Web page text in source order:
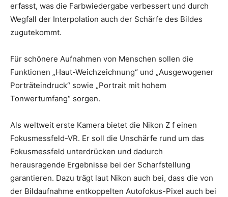
erfasst, was die Farbwiedergabe verbessert und durch
Wegfall der Interpolation auch der Schärfe des Bildes
zugutekommt.
Für schönere Aufnahmen von Menschen sollen die
Funktionen „Haut-Weichzeichnung“ und „Ausgewogener
Porträteindruck“ sowie „Portrait mit hohem
Tonwertumfang“ sorgen.
Als weltweit erste Kamera bietet die Nikon Z f einen
Fokusmessfeld-VR. Er soll die Unschärfe rund um das
Fokusmessfeld unterdrücken und dadurch
herausragende Ergebnisse bei der Scharfstellung
garantieren. Dazu trägt laut Nikon auch bei, dass die von
der Bildaufnahme entkoppelten Autofokus-Pixel auch bei